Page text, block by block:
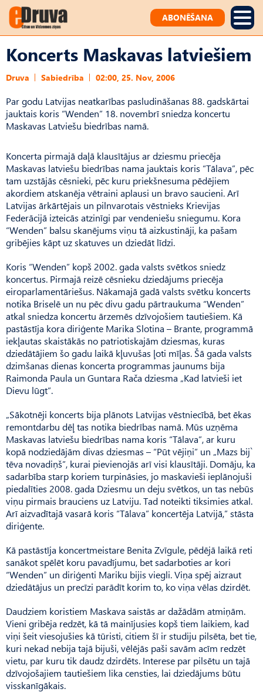
ABONĒŠANA
Koncerts Maskavas latviešiem
Druva Sabiedrība 02:00, 25. Nov, 2006
Par godu Latvijas neatkarības pasludināšanas 88. gadskārtai
jauktais koris “Wenden” 18. novembrī sniedza koncertu
Maskavas Latviešu biedrības namā.
Koncerta pirmajā daļā klausītājus ar dziesmu priecēja
Maskavas latviešu biedrības nama jauktais koris “Tālava”, pēc
tam uzstājās cēsnieki, pēc kuru priekšnesuma pēdējiem
akordiem atskanēja vētraini aplausi un bravo saucieni. Arī
Latvijas ārkārtējais un pilnvarotais vēstnieks Krievijas
Federācijā izteicās atzinīgi par vendeniešu sniegumu. Kora
“Wenden” balsu skanējums viņu tā aizkustināji, ka pašam
gribējies kāpt uz skatuves un dziedāt līdzi.
Koris “Wenden” kopš 2002. gada valsts svētkos sniedz
koncertus. Pirmajā reizē cēsnieku dziedājums priecēja
eiroparlamentāriešus. Nākamajā gadā valsts svētku koncerts
notika Briselē un nu pēc divu gadu pārtraukuma “Wenden”
atkal sniedza koncertu ārzemēs dzīvojošiem tautiešiem. Kā
pastāstīja kora diriģente Marika Slotina – Brante, programmā
iekļautas skaistākās no patriotiskajām dziesmas, kuras
dziedātājiem šo gadu laikā kļuvušas ļoti mīļas. Šā gada valsts
dzimšanas dienas koncerta programmas jaunums bija
Raimonda Paula un Guntara Rača dziesma „Kad latvieši iet
Dievu lūgt”.
„Sākotnēji koncerts bija plānots Latvijas vēstniecībā, bet ēkas
remontdarbu dēļ tas notika biedrības namā. Mūs uzņēma
Maskavas latviešu biedrības nama koris “Tālava”, ar kuru
kopā nodziedājām divas dziesmas – “Pūt vējiņi” un „Mazs bij`
tēva novadiņš”, kurai pievienojās arī visi klausītāji. Domāju, ka
sadarbība starp koriem turpināsies, jo maskavieši ieplānojuši
piedalīties 2008. gada Dziesmu un deju svētkos, un tas nebūs
viņu pirmais brauciens uz Latviju. Tad noteikti tiksimies atkal.
Arī aizvadītajā vasarā koris “Tālava” koncertēja Latvijā,” stāsta
diriģente.
Kā pastāstīja koncertmeistare Benita Zvīgule, pēdējā laikā reti
sanākot spēlēt koru pavadījumu, bet sadarboties ar kori
“Wenden” un diriģenti Mariku bijis viegli. Viņa spēj aizraut
dziedātājus un precīzi parādīt korim to, ko viņa vēlas dzirdēt.
Daudziem koristiem Maskava saistās ar dažādām atmiņām.
Vieni gribēja redzēt, kā tā mainījusies kopš tiem laikiem, kad
viņi šeit viesojušies kā tūristi, citiem šī ir studiju pilsēta, bet tie,
kuri nekad nebija tajā bijuši, vēlējās paši savām acīm redzēt
vietu, par kuru tik daudz dzirdēts. Interese par pilsētu un tajā
dzīvojošajiem tautiešiem lika censties, lai dziedājums būtu
visskanīgākais.